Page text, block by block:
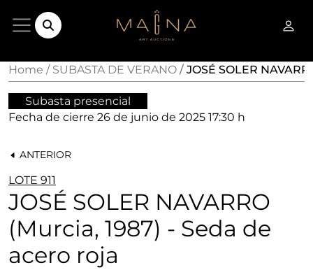
Home SUBASTA DE VERANO JOSÉ SOLER
Subasta presencial
Fecha de cierre 26 de junio de 2025 17:30 h
ANTERIOR
LOTE 911
JOSÉ SOLER NAVARRO
(Murcia, 1987) - Seda de
acero roja